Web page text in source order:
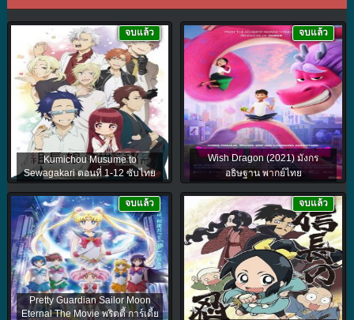
Kumichou Musume to
Sewagakari ตอนที่ 1-12 ซับไทย
จบแล้ว
Wish Dragon (2021) มังกร
อธิษฐาน พากย์ไทย
จบแล้ว
Pretty Guardian Sailor Moon
Eternal The Movie พริตตี้ การ์เดี้ย
จบแล้ว จบแล้ว